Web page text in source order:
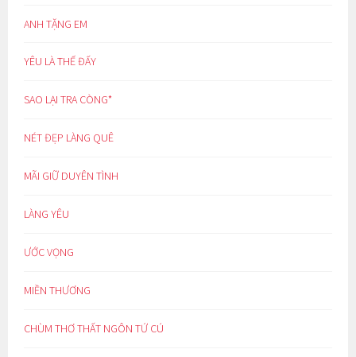
ANH TẶNG EM
YÊU LÀ THẾ ĐẤY
SAO LẠI TRA CÒNG*
NÉT ĐẸP LÀNG QUÊ
MÃI GIỮ DUYÊN TÌNH
LÀNG YÊU
ƯỚC VỌNG
MIỀN THƯƠNG
CHÙM THƠ THẤT NGÔN TỨ CÚ